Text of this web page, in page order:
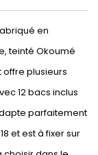
en
teinté Okoumé
plusieurs
12 bacs inclus
parfaitement
et est à fixer sur